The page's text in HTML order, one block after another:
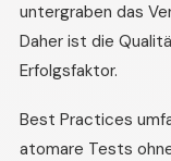
untergraben das
Daher ist die
Erfolgsfaktor.
Best Practices
atomare Tests